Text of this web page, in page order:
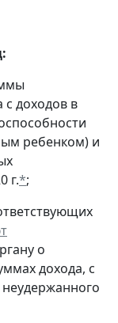
с доходов в
ребенком) и
г.*;
о
дохода, с